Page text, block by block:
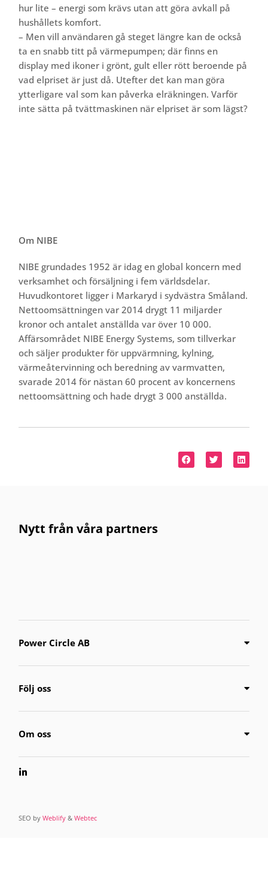
hur lite – energi som krävs utan att göra avkall på
hushållets komfort.
– Men vill användaren gå steget längre kan de också
ta en snabb titt på värmepumpen; där finns en
display med ikoner i grönt, gult eller rött beroende på
vad elpriset är just då. Utefter det kan man göra
ytterligare val som kan påverka elräkningen. Varför
inte sätta på tvättmaskinen när elpriset är som lägst?
Om NIBE
NIBE grundades 1952 är idag en global koncern med
verksamhet och försäljning i fem världsdelar.
Huvudkontoret ligger i Markaryd i sydvästra Småland.
Nettoomsättningen var 2014 drygt 11 miljarder
kronor och antalet anställda var över 10 000.
Affärsområdet NIBE Energy Systems, som tillverkar
och säljer produkter för uppvärmning, kylning,
värmeåtervinning och beredning av varmvatten,
svarade 2014 för nästan 60 procent av koncernens
nettoomsättning och hade drygt 3 000 anställda.
Nytt från våra partners
Power Circle AB
Följ oss
Om oss
SEO byWeblify &Webtec